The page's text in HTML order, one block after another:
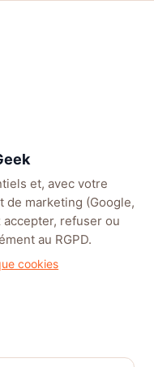
et, avec votre
de marketing (Google,
accepter, refuser ou
au RGPD.
cookies